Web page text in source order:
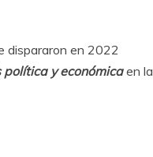
dispararon en 2022
y económicaen la